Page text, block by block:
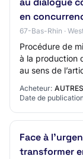
en
67-Bas-Rhin ·
Procédure de
à la production
au sens de
Acheteur:
Date de
Face à
transformer